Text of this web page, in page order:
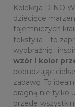
Kolekcja DINO
dziecięce
tajemniczych
tekstylia – to
wyobraźnię i
wzór i kolor
pobudzając
zabawę. To
pragną nie tylko
przede